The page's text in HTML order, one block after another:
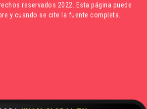
reservados 2022. Esta página puede
y cuando se cite la fuente completa.